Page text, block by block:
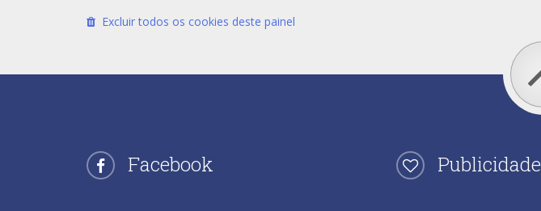
Excluir todos os cookies deste painel
Facebook Publicidade